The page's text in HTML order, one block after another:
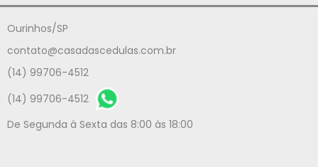
Ourinhos/SP
contato@casadascedulas.com.br
(14) 99706-4512
(14) 99706-4512
De Segunda à Sexta das 8:00 às 18:00